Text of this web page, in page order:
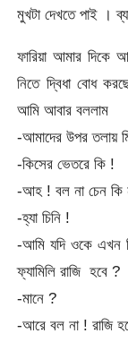
মুখটা দেখতে পাই ।
ফারিয়া আমার দিকে
নিতে দ্বিধা বোধ
আমি আবার বললাম
-আমাদের উপর তলায়
-কিসের ভেতরে কি !
-আহ ! বল না চেন কি
-হ্যা চিনি !
-আমি যদি ওকে এখন
ফ্যামিলি রাজি হবে ?
-মানে ?
-আরে বল না ! রাজি